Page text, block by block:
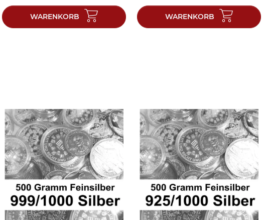
WARENKORB WARENKORB